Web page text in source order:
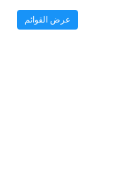
عرض القوائم